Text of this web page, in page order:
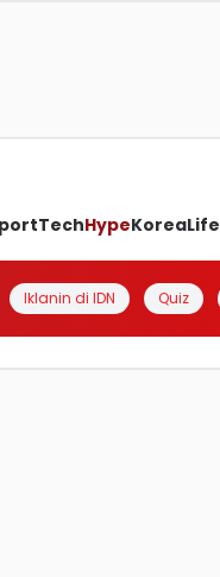
TechHypeKoreaLife
Iklanin di IDN Quiz